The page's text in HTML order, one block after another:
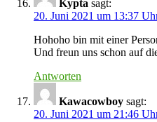
Kypta sagt:
20. Juni 2021 um 13:37
Hohoho bin mit einer
Und freun uns schon auf
Antworten
Kawacowboy sagt:
20. Juni 2021 um 21:46